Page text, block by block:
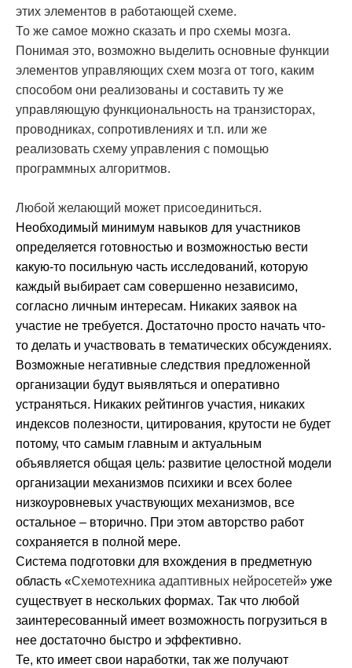
этих элементов в работающей схеме.
То же самое можно сказать и про схемы мозга.
Понимая это, возможно выделить основные функции
элементов управляющих схем мозга от того, каким
способом они реализованы и составить ту же
управляющую функциональность на транзисторах,
проводниках, сопротивлениях и т.п. или же
реализовать схему управления с помощью
программных алгоритмов.
Любой желающий может присоединиться.
Необходимый минимум навыков для участников
определяется готовностью и возможностью вести
какую-то посильную часть исследований, которую
каждый выбирает сам совершенно независимо,
согласно личным интересам. Никаких заявок на
участие не требуется. Достаточно просто начать что-
то делать и участвовать в тематических обсуждениях.
Возможные негативные следствия предложенной
организации будут выявляться и оперативно
устраняться. Никаких рейтингов участия, никаких
индексов полезности, цитирования, крутости не будет
потому, что самым главным и актуальным
объявляется общая цель: развитие целостной модели
организации механизмов психики и всех более
низкоуровневых участвующих механизмов, все
остальное – вторично. При этом авторство работ
сохраняется в полной мере.
Система подготовки для вхождения в предметную
область «Схемотехника адаптивных нейросетей» уже
существует в нескольких формах. Так что любой
заинтересованный имеет возможность погрузиться в
нее достаточно быстро и эффективно.
Те, кто имеет свои наработки, так же получают